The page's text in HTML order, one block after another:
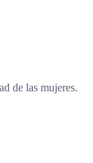
de las mujeres.